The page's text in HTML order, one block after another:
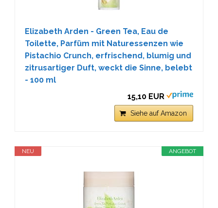
Elizabeth Arden - Green Tea, Eau de
Toilette, Parfüm mit Naturessenzen wie
Pistachio Crunch, erfrischend, blumig und
zitrusartiger Duft, weckt die Sinne, belebt
- 100 ml
15,10 EUR
Siehe auf Amazon
ANGEBOT
NEU